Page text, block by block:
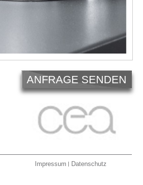
ANFRAGE SENDEN
Impressum Datenschutz